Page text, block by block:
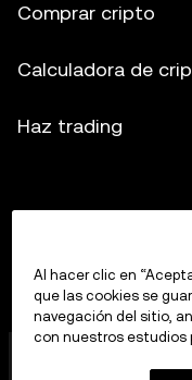
Comprar cripto
Calculadora de
Haz trading
comercial de
Al hacer clic en
que las cookies se
navegación del sitio,
con nuestros estudios